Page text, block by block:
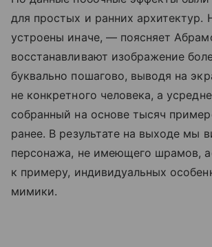
для простых и ранних архитектур.
устроены иначе, — поясняет
восстанавливают изображение
буквально пошагово, выводя на
не конкретного человека, а
собранный на основе тысяч
ранее. В результате на выходе мы
персонажа, не имеющего шрамов,
к примеру, индивидуальных
мимики.